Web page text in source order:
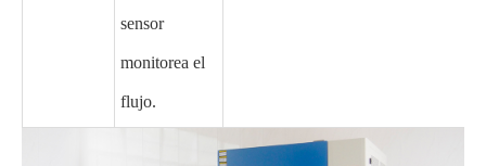
sensor
monitorea el
flujo.